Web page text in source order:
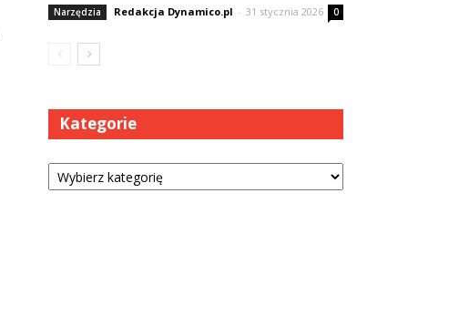
Narzędzia Redakcja Dynamico.pl - 31 stycznia 2026 0
Kategorie
Kategorie